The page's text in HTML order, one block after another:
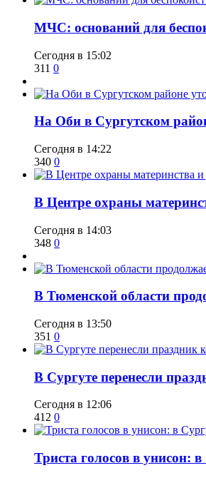
​МЧС: оснований для
Сегодня в 15:02
311 0
​На Оби в Сургутском
Сегодня в 14:22
340 0
​В Центре охраны
Сегодня в 14:03
348 0
​В Тюменской области
Сегодня в 13:50
351 0
​В Сургуте перенесли
Сегодня в 12:06
412 0
​Триста голосов в унисон: